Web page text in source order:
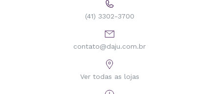
(41) 3302-3700
contato@daju.com.br
Ver todas as lojas